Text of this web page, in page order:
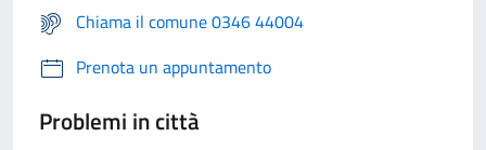
Chiama il comune 0346 44004
Prenota un appuntamento
Problemi in città